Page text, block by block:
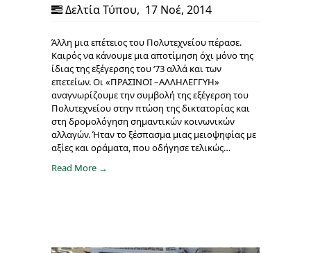
Δελτία Τύπου, 17 Νοέ, 2014
Άλλη μια επέτειος του Πολυτεχνείου πέρασε.
Καιρός να κάνουμε μια αποτίμηση όχι μόνο της
ίδιας της εξέγερσης του ‘73 αλλά και των
επετείων. Οι «ΠΡΑΣΙΝΟΙ –ΑΛΛΗΛΕΓΓΥΗ»
αναγνωρίζουμε την συμβολή της εξέγερση του
Πολυτεχνείου στην πτώση της δικτατορίας και
στη δρομολόγηση σημαντικών κοινωνικών
αλλαγών. Ήταν το ξέσπασμα μιας μειοψηφίας με
αξίες και οράματα, που οδήγησε τελικώς…
Read More →